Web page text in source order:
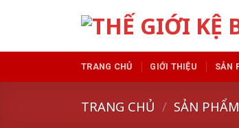
TRANG CHỦ GIỚI THIỆU SẢN
TRANG CHỦ / SẢN PHẨM